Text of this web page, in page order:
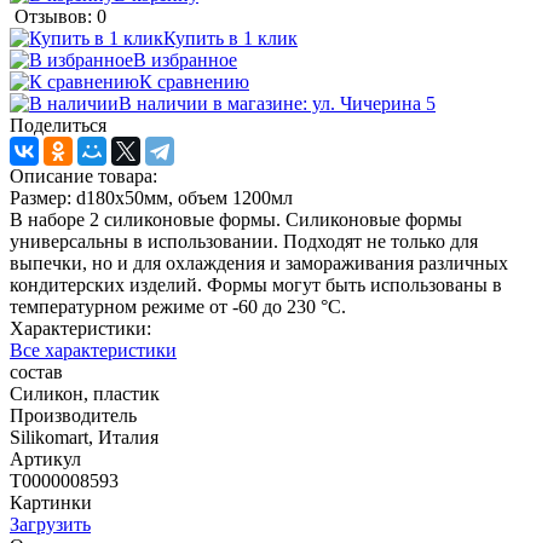
Отзывов: 0
Купить в 1 клик
В избранное
К сравнению
В наличии в магазине: ул. Чичерина 5
Поделиться
Описание товара:
Размер: d180x50мм, объем 1200мл
В наборе 2 силиконовые формы. Силиконовые формы
универсальны в использовании. Подходят не только для
выпечки, но и для охлаждения и замораживания различных
кондитерских изделий. Формы могут быть использованы в
температурном режиме от -60 до 230 °С.
Характеристики:
Все характеристики
состав
Силикон, пластик
Производитель
Silikomart, Италия
Артикул
T0000008593
Картинки
Загрузить